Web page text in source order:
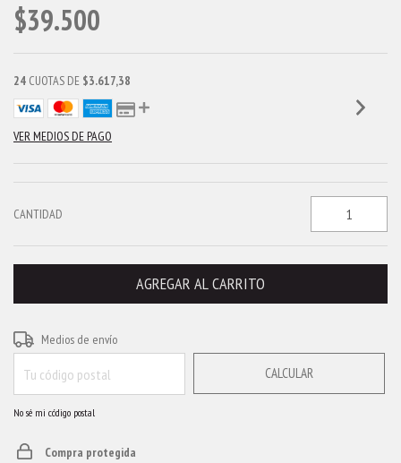
$39.500
24 CUOTAS DE $3.617,38
VER MEDIOS DE PAGO
CANTIDAD
Entregas para el CP:
Medios de envío
CALCULAR
No sé mi código postal
Compra protegida